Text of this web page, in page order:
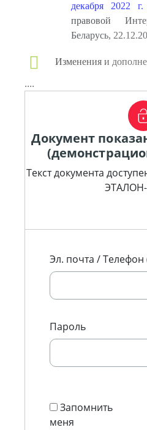
декабря 2022
правовой
Беларусь,
Изменения и
....
Документ
Текст документа
ЭТАЛОН-
Эл. почта / Телефон
Пароль
Запомнить
меня